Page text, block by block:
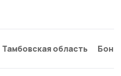
Тамбовская область